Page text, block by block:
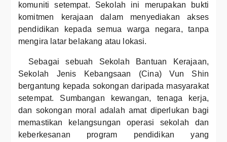
komuniti setempat. Sekolah ini merupakan bukti
komitmen kerajaan dalam menyediakan akses
pendidikan kepada semua warga negara, tanpa
mengira latar belakang atau lokasi.
Sebagai sebuah Sekolah Bantuan Kerajaan,
Sekolah Jenis Kebangsaan (Cina) Vun Shin
bergantung kepada sokongan daripada masyarakat
setempat. Sumbangan kewangan, tenaga kerja,
dan sokongan moral adalah amat diperlukan bagi
memastikan kelangsungan operasi sekolah dan
keberkesanan program pendidikan yang